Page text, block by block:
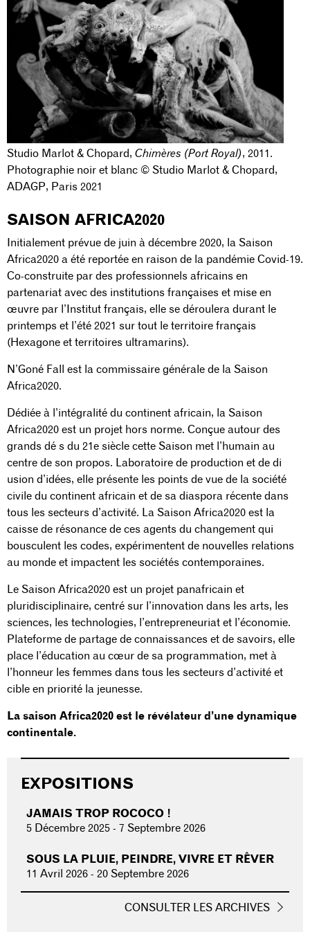
Studio Marlot & Chopard, Chimères (Port Royal), 2011.
Photographie noir et blanc © Studio Marlot & Chopard,
ADAGP, Paris 2021
SAISON AFRICA2020
Initialement prévue de juin à décembre 2020, la Saison
Africa2020 a été reportée en raison de la pandémie Covid-19.
Co-construite par des professionnels africains en
partenariat avec des institutions françaises et mise en
œuvre par l’Institut français, elle se déroulera durant le
printemps et l’été 2021 sur tout le territoire français
(Hexagone et territoires ultramarins).
N’Goné Fall est la commissaire générale de la Saison
Africa2020.
Dédiée à l’intégralité du continent africain, la Saison
Africa2020 est un projet hors norme. Conçue autour des
grands dé s du 21e siècle cette Saison met l’humain au
centre de son propos. Laboratoire de production et de di
usion d’idées, elle présente les points de vue de la société
civile du continent africain et de sa diaspora récente dans
tous les secteurs d’activité. La Saison Africa2020 est la
caisse de résonance de ces agents du changement qui
bousculent les codes, expérimentent de nouvelles relations
au monde et impactent les sociétés contemporaines.
Le Saison Africa2020 est un projet panafricain et
pluridisciplinaire, centré sur l’innovation dans les arts, les
sciences, les technologies, l’entrepreneuriat et l’économie.
Plateforme de partage de connaissances et de savoirs, elle
place l’éducation au cœur de sa programmation, met à
l’honneur les femmes dans tous les secteurs d’activité et
cible en priorité la jeunesse.
La saison Africa2020 est le révélateur d’une dynamique
continentale.
EXPOSITIONS
JAMAIS TROP ROCOCO !
5 Décembre 2025- 7 Septembre 2026
SOUS LA PLUIE, PEINDRE, VIVRE ET RÊVER
11 Avril 2026- 20 Septembre 2026
CONSULTER LES ARCHIVES